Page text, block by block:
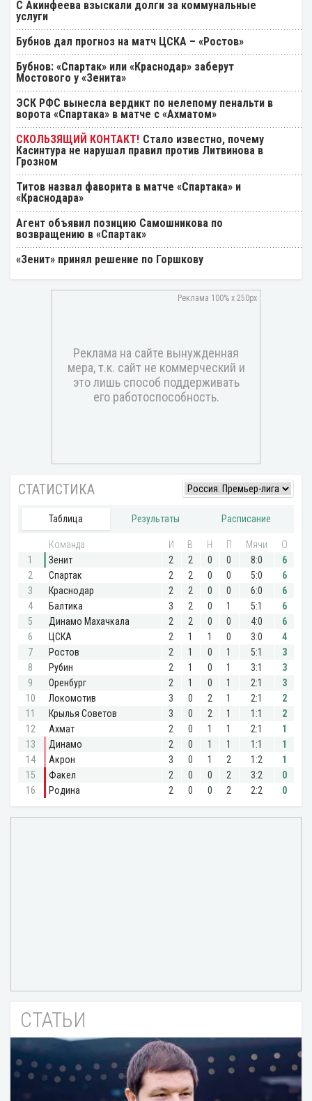
С Акинфеева взыскали долги за коммунальные
услуги
Бубнов дал прогноз на матч ЦСКА – «Ростов»
Бубнов: «Спартак» или «Краснодар» заберут
Мостового у «Зенита»
ЭСК РФС вынесла вердикт по нелепому пенальти в
ворота «Спартака» в матче с «Ахматом»
Стало известно, почему
Касинтура не нарушал правил против Литвинова в
Грозном
Титов назвал фаворита в матче «Спартака» и
«Краснодара»
Агент объявил позицию Самошникова по
возвращению в «Спартак»
«Зенит» принял решение по Горшкову
СТАТЬИ